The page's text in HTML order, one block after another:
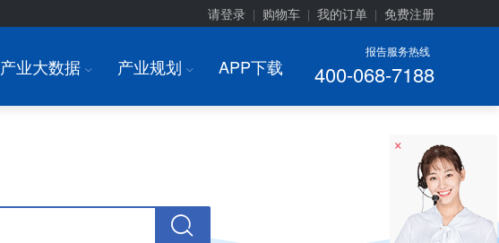
请登录 购物车 我的订单 免费注册
报告服务热线
400-068-7188
产业大数据 I 产业规划 I APP下载
×